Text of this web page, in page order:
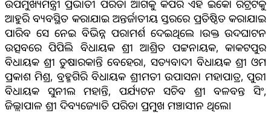
ଉପମୁଖ୍ୟମନ୍ତ୍ରୀ ପ୍ରଭାତୀ ପରିଡା ଆଗକୁ କିପରି ଏହି ଇକୋ ରିଟ୍ରିଟକୁ
ଆହୁରି ବ୍ୟବସ୍ଥିତ କରାଯାଇ ଅନ୍ତର୍ଜାତୀୟ ସ୍ତରରେ ପ୍ରତିଷ୍ଠିତ କରାଯାଇ
ପାରିବ ସେ ନେଇ ବିଭିନ୍ନ ପରାମର୍ଶ ଦେଇଥିଲେ ।ଉକ୍ତ ଉଦଘାଟନ
ଉତ୍ସବରେ ପିପିଲି ବିଧାୟକ ଶ୍ରୀ ଆଶ୍ରିତ ପଟ୍ଟନାୟକ, କାକଟପୁର
ବିଧାୟକ ଶ୍ରୀ ତୁଷାରକାନ୍ତି ବେହେରା, ସତ୍ୟବାଦୀ ବିଧାୟକ ଶ୍ରୀ ଓମ
ପ୍ରକାଶ ମିଶ୍ର, ବ୍ରହ୍ମଗିରି ବିଧାୟକ ଶ୍ରୀମତୀ ଉପାସନା ମହାପାତ୍ର, ପୁରୀ
ବିଧାୟକ ସୁନୀଲ ମହାନ୍ତି, ପର୍ଯ୍ୟଟନ ସଚିବ ଶ୍ରୀ ବଳବନ୍ତ ସିଂ,
ଜିଲ୍ଲାପାଳ ଶ୍ରୀ ଦିବ୍ୟଜ୍ୟୋତି ପରିଡା ପ୍ରମୁଖ ମଞ୍ଚାସୀନ ଥିଲେ।